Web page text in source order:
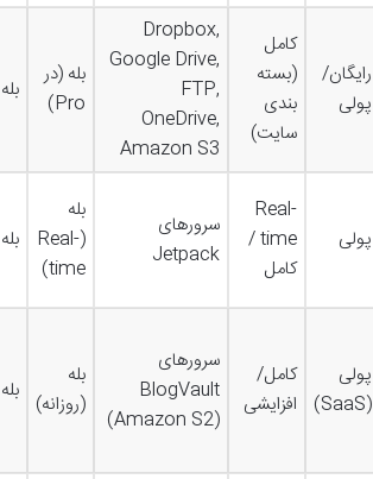
رایگان/
پولی
کامل
(بسته
بندی
سایت)
Dropbox,
Google Drive,
FTP,
OneDrive,
Amazon S3
بله (در
Pro)
بله
پولی
Real-
time /
کامل
سرورهای
Jetpack
بله
(Real-
time)
بله
پولی
(SaaS)
کامل/
افزایشی
سرورهای
BlogVault
(Amazon S2)
بله
(روزانه) بله